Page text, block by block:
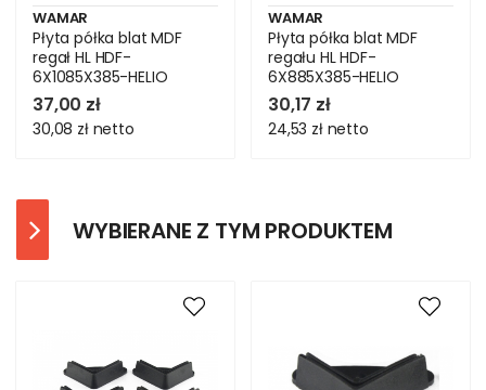
WAMAR
Płyta półka blat MDF
regał HL HDF-
6X1085X385-HELIO
37,00 zł
30,08 zł netto
WAMAR
Płyta półka blat MDF
regału HL HDF-
6X885X385-HELIO
30,17 zł
24,53 zł netto
WYBIERANE Z TYM PRODUKTEM